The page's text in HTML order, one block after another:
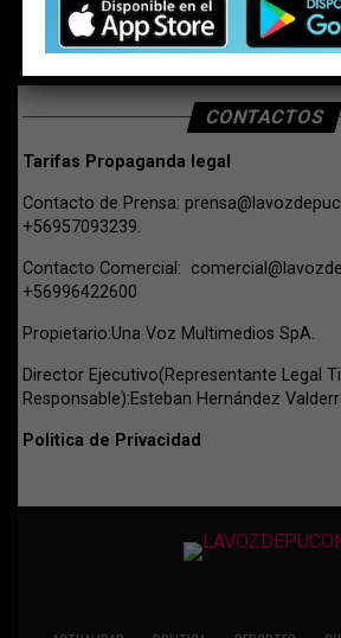
CONTACTOS
Tarifas Propaganda legal
Contacto de Prensa:
+56957093239.
Contacto Comercial:
+56996422600
Propietario:Una Voz Multimedios SpA.
Director Ejecutivo(Representante Legal
Responsable):Esteban Hernández
Politica de Privacidad